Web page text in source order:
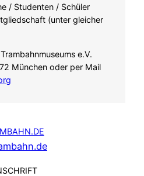
/ Studenten / Schüler
(unter gleicher
e.V.
München oder per Mail